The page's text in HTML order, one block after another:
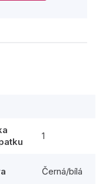
1
Černá/bílá